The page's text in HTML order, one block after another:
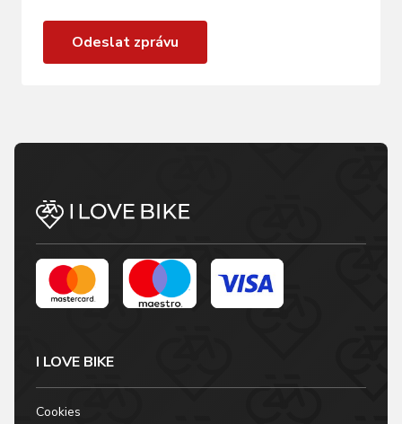
Odeslat zprávu
I LOVE BIKE
Cookies